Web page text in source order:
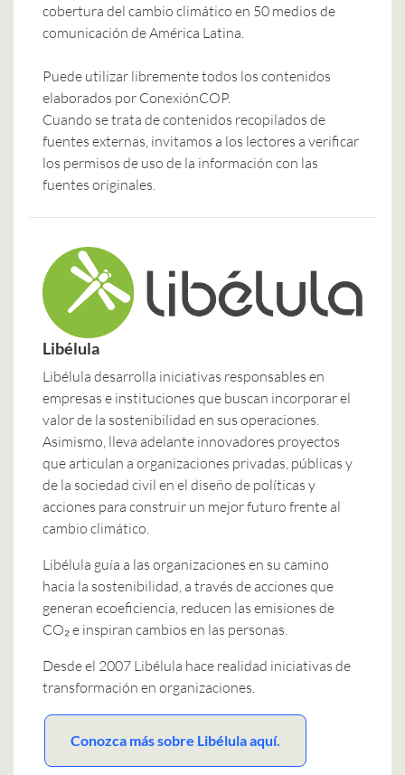
cobertura del cambio climático en 50 medios de
comunicación de América Latina.
Puede utilizar libremente todos los contenidos
elaborados por ConexiónCOP.
Cuando se trata de contenidos recopilados de
fuentes externas, invitamos a los lectores a verificar
los permisos de uso de la información con las
fuentes originales.
Libélula
Libélula desarrolla iniciativas responsables en
empresas e instituciones que buscan incorporar el
valor de la sostenibilidad en sus operaciones.
Asimismo, lleva adelante innovadores proyectos
que articulan a organizaciones privadas, públicas y
de la sociedad civil en el diseño de políticas y
acciones para construir un mejor futuro frente al
cambio climático.
Libélula guía a las organizaciones en su camino
hacia la sostenibilidad, a través de acciones que
generan ecoeficiencia, reducen las emisiones de
CO₂ e inspiran cambios en las personas.
Desde el 2007 Libélula hace realidad iniciativas de
transformación en organizaciones.
Conozca más sobre Libélula aquí.